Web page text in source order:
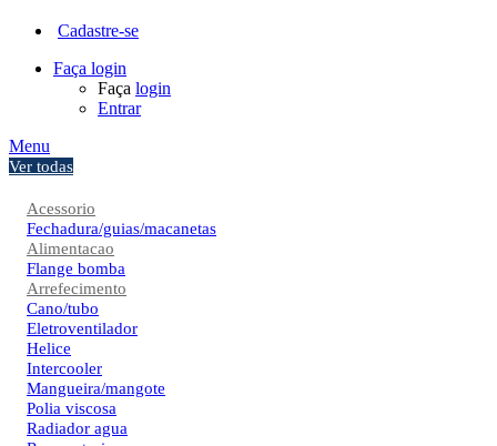
Cadastre-se
Faça login
Faça login
Entrar
Menu
Ver todas
Acessorio
Fechadura/guias/macanetas
Alimentacao
Flange bomba
Arrefecimento
Cano/tubo
Eletroventilador
Helice
Intercooler
Mangueira/mangote
Polia viscosa
Radiador agua